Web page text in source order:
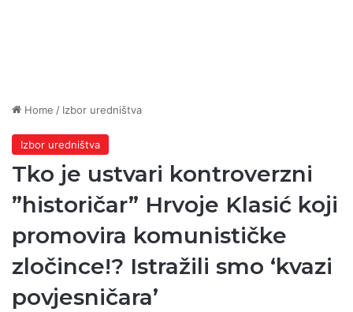
Home / Izbor uredništva
Izbor uredništva
Tko je ustvari kontroverzni
”historičar” Hrvoje Klasić koji
promovira komunističke
zločince!? Istražili smo ‘kvazi
povjesničara’